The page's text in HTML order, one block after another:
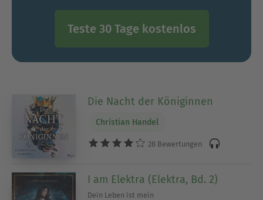
Teste 30 Tage kostenlos
Die Nacht der Königinnen
Christian Handel
28 Bewertungen
I am Elektra (Elektra, Bd. 2)
Dein Leben ist mein